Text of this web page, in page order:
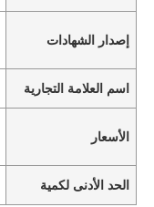
إصدار الشهادات
اسم العلامة التجارية
الأسعار
الحد الأدنى لكمية